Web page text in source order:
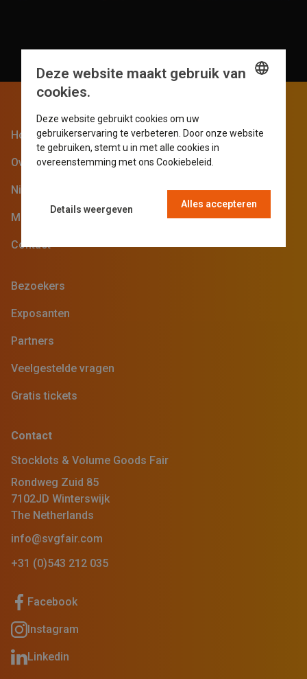
Home
Over de beurs
Nieuwsblog
Media
Contact
Bezoekers
Exposanten
Partners
Veelgestelde vragen
Gratis tickets
Contact
Stocklots & Volume Goods Fair
Rondweg Zuid 85
7102JD Winterswijk
The Netherlands
info@svgfair.com
+31 (0)543 212 035
Facebook
Instagram
Linkedin
GERMAN
Deze website maakt gebruik van
cookies.
Deze website gebruikt cookies om uw
gebruikerservaring te verbeteren. Door onze website
te gebruiken, stemt u in met alle cookies in
overeenstemming met ons Cookiebeleid.
Alles accepteren
Details weergeven